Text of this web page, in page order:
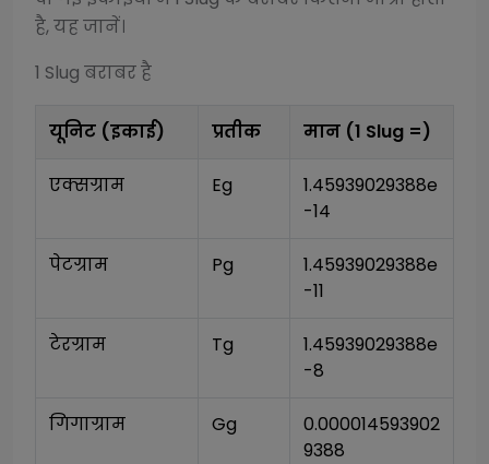
है, यह जानें।
1 Slug बराबर है
यूनिट (इकाई) प्रतीक मान (1 Slug =)
एक्सग्राम Eg
1.45939029388e
-14
पेटग्राम Pg
1.45939029388e
-11
टेरग्राम Tg
1.45939029388e
-8
गिगाग्राम Gg
0.000014593902
9388